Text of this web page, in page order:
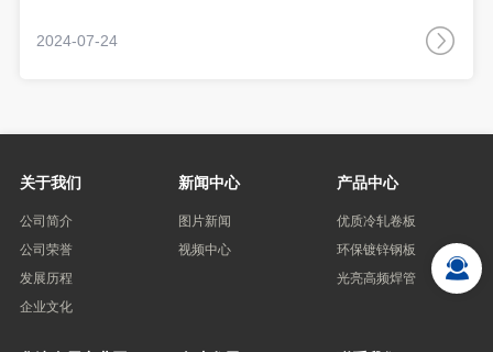
2024-07-24
关于我们
公司简介
公司荣誉
发展历程
企业文化
新闻中心
图片新闻
视频中心
产品中心
优质冷轧卷板
环保镀锌钢板
光亮高频焊管